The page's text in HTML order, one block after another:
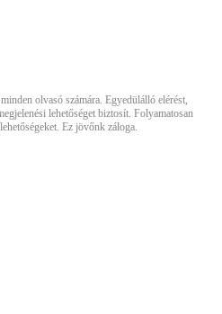
olvasó számára. Egyedülálló elérést,
lehetőséget biztosít. Folyamatosan
Ez jövőnk záloga.